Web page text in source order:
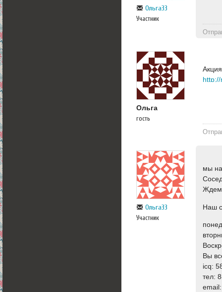
Ольга33
Участник
Ольга
гость
Ольга33
Участник
мы
Ждем
Наш
Вы
icq:
тел: